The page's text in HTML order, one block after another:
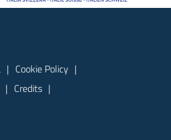
Cookie Policy
Credits